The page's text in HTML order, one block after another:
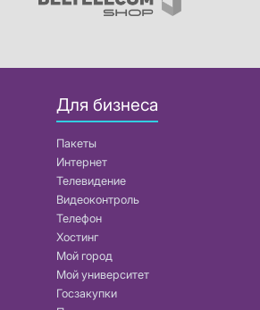
Для бизнеса
Пакеты
Интернет
Телевидение
Видеоконтроль
Телефон
Хостинг
Мой город
Мой университет
Госзакупки